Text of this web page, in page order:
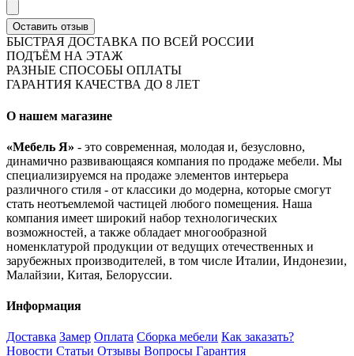
Оставить отзыв
БЫСТРАЯ ДОСТАВКА ПО ВСЕЙ РОССИИ
ПОДЪЁМ НА ЭТАЖ
РАЗНЫЕ СПОСОБЫ ОПЛАТЫ
ГАРАНТИЯ КАЧЕСТВА ДО 8 ЛЕТ
О нашем магазине
«Мебель Я» - это современная, молодая и, безусловно,
динамично развивающаяся компания по продаже мебели. Мы
специализируемся на продаже элементов интерьера
различного стиля - от классики до модерна, которые смогут
стать неотъемлемой частицей любого помещения. Наша
компания имеет широкий набор технологических
возможностей, а также обладает многообразной
номенклатурой продукции от ведущих отечественных и
зарубежных производителей, в том числе Италии, Индонезии,
Малайзии, Китая, Белоруссии.
Информация
Доставка Замер Оплата Сборка мебели Как заказать?
Новости Статьи Отзывы Вопросы Гарантия